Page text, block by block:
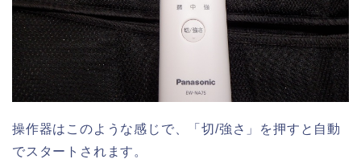
操作器はこのような感じで、「切/強さ」を押すと自動
でスタートされます。